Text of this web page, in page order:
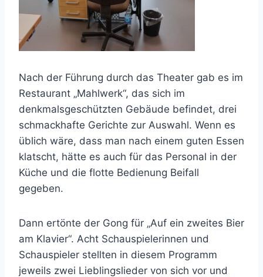
Nach der Führung durch das Theater gab es im
Restaurant „Mahlwerk“, das sich im
denkmalsgeschützten Gebäude befindet, drei
schmackhafte Gerichte zur Auswahl. Wenn es
üblich wäre, dass man nach einem guten Essen
klatscht, hätte es auch für das Personal in der
Küche und die flotte Bedienung Beifall
gegeben.
Dann ertönte der Gong für „Auf ein zweites Bier
am Klavier“. Acht Schauspielerinnen und
Schauspieler stellten in diesem Programm
jeweils zwei Lieblingslieder von sich vor und